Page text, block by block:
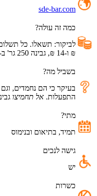
sde-bar.com
כמה זה עולה?
לביקור: תשאלו. כל
₪ ו-14
₪
, גבינה גר' ב
בשביל מה?
בעיקר כי הם נחמדים, וגם
התפעלות. אל תחמיצו ג
מתי?
תמיד, בתיאום ובנימוס
גישה לנכים
יש
כשרות